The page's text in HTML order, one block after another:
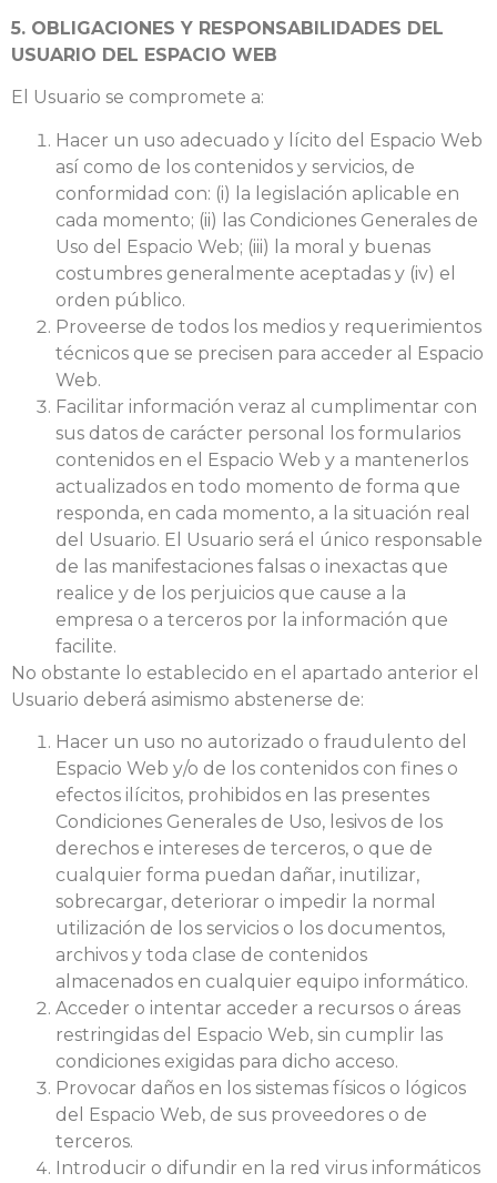
5. OBLIGACIONES Y RESPONSABILIDADES DEL
USUARIO DEL ESPACIO WEB
El Usuario se compromete a:
Hacer un uso adecuado y lícito del Espacio Web
así como de los contenidos y servicios, de
conformidad con: (i) la legislación aplicable en
cada momento; (ii) las Condiciones Generales de
Uso del Espacio Web; (iii) la moral y buenas
costumbres generalmente aceptadas y (iv) el
orden público.
Proveerse de todos los medios y requerimientos
técnicos que se precisen para acceder al Espacio
Web.
Facilitar información veraz al cumplimentar con
sus datos de carácter personal los formularios
contenidos en el Espacio Web y a mantenerlos
actualizados en todo momento de forma que
responda, en cada momento, a la situación real
del Usuario. El Usuario será el único responsable
de las manifestaciones falsas o inexactas que
realice y de los perjuicios que cause a la
empresa o a terceros por la información que
facilite.
No obstante lo establecido en el apartado anterior el
Usuario deberá asimismo abstenerse de:
Hacer un uso no autorizado o fraudulento del
Espacio Web y/o de los contenidos con fines o
efectos ilícitos, prohibidos en las presentes
Condiciones Generales de Uso, lesivos de los
derechos e intereses de terceros, o que de
cualquier forma puedan dañar, inutilizar,
sobrecargar, deteriorar o impedir la normal
utilización de los servicios o los documentos,
archivos y toda clase de contenidos
almacenados en cualquier equipo informático.
Acceder o intentar acceder a recursos o áreas
restringidas del Espacio Web, sin cumplir las
condiciones exigidas para dicho acceso.
Provocar daños en los sistemas físicos o lógicos
del Espacio Web, de sus proveedores o de
terceros.
Introducir o difundir en la red virus informáticos